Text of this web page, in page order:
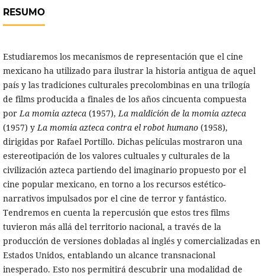
RESUMO
Estudiaremos los mecanismos de representación que el cine
mexicano ha utilizado para ilustrar la historia antigua de aquel
país y las tradiciones culturales precolombinas en una trilogía
de films producida a finales de los años cincuenta compuesta
porLa momia azteca (1957),La maldición de la momia azteca
(1957) yLa momia azteca contra el robot humano(1958),
dirigidas por Rafael Portillo. Dichas películas mostraron una
estereotipación de los valores cultuales y culturales de la
civilización azteca partiendo del imaginario propuesto por el
cine popular mexicano, en torno a los recursos estético-
narrativos impulsados por el cine de terror y fantástico.
Tendremos en cuenta la repercusión que estos tres films
tuvieron más allá del territorio nacional, a través de la
producción de versiones dobladas al inglés y comercializadas en
Estados Unidos, entablando un alcance transnacional
inesperado. Esto nos permitirá descubrir una modalidad de